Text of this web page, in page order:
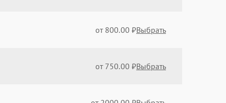
от 800.00 ₽Выбрать
от 750.00 ₽Выбрать